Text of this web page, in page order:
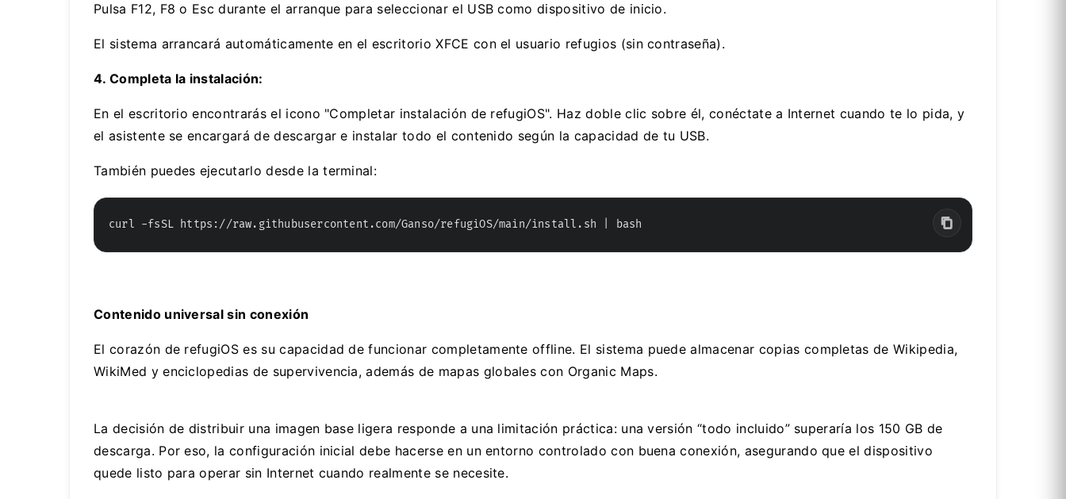
Pulsa F12, F8 o Esc durante el arranque para seleccionar el USB como dispositivo de inicio.
El sistema arrancará automáticamente en el escritorio XFCE con el usuario refugios (sin contraseña).
4. Completa la instalación:
En el escritorio encontrarás el icono "Completar instalación de refugiOS". Haz doble clic sobre él, conéctate a Internet cuando te lo pida, y
el asistente se encargará de descargar e instalar todo el contenido según la capacidad de tu USB.
También puedes ejecutarlo desde la terminal:
curl -fsSL https://raw.githubusercontent.com/Ganso/refugiOS/main/install.sh | bash
Contenido universal sin conexión
El corazón de refugiOS es su capacidad de funcionar completamente offline. El sistema puede almacenar copias completas de Wikipedia,
WikiMed y enciclopedias de supervivencia, además de mapas globales con Organic Maps.
La decisión de distribuir una imagen base ligera responde a una limitación práctica: una versión “todo incluido” superaría los 150 GB de
descarga. Por eso, la configuración inicial debe hacerse en un entorno controlado con buena conexión, asegurando que el dispositivo
quede listo para operar sin Internet cuando realmente se necesite.